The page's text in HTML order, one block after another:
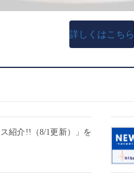
詳しくはこちら
紹介!!（8/1更新）」を